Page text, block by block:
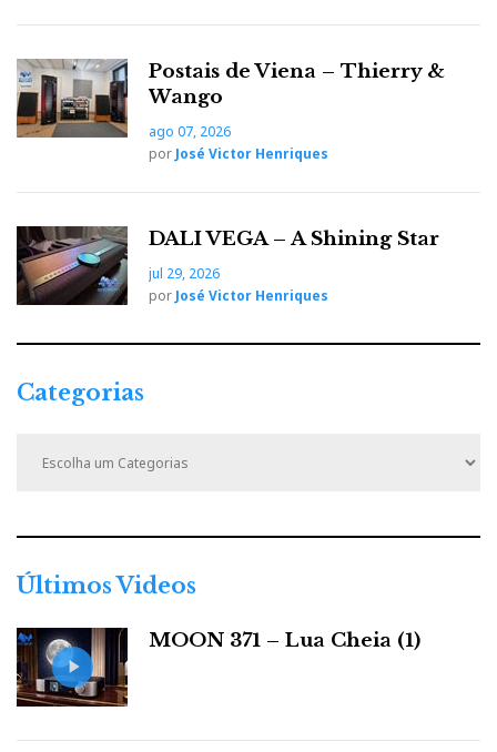
Postais de Viena – Thierry &
Wango
ago 07, 2026
por José Victor Henriques
DALI VEGA – A Shining Star
jul 29, 2026
por José Victor Henriques
Categorias
r
i
s
Últimos Videos
MOON 371 – Lua Cheia (1)